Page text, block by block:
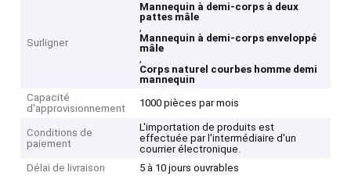
Surligner
Mannequin à demi-corps à deux
pattes mâle
,
Mannequin à demi-corps enveloppé
mâle
,
Corps naturel courbes homme demi
mannequin
Capacité
d'approvisionnement
1000 pièces par mois
Conditions de
paiement
L'importation de produits est
effectuée par l'intermédiaire d'un
courrier électronique.
Délai de livraison
5 à 10 jours ouvrables